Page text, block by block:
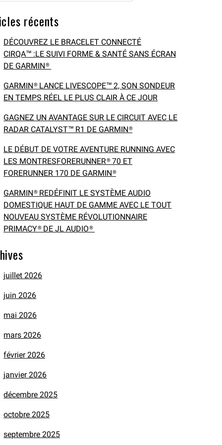
récents
DÉCOUVREZ LE BRACELET CONNECTÉ
CIRQA™ :LE SUIVI FORME & SANTÉ SANS ÉCRAN
DE GARMIN®
GARMIN® LANCE LIVESCOPE™ 2, SON SONDEUR
EN TEMPS RÉEL LE PLUS CLAIR À CE JOUR
GAGNEZ UN AVANTAGE SUR LE CIRCUIT AVEC LE
RADAR CATALYST™ R1 DE GARMIN®
LE DÉBUT DE VOTRE AVENTURE RUNNING AVEC
LES MONTRESFORERUNNER® 70 ET
FORERUNNER 170 DE GARMIN®
GARMIN® REDÉFINIT LE SYSTÈME AUDIO
DOMESTIQUE HAUT DE GAMME AVEC LE TOUT
NOUVEAU SYSTÈME RÉVOLUTIONNAIRE
PRIMACY® DE JL AUDIO®
juillet 2026
juin 2026
mai 2026
mars 2026
février 2026
janvier 2026
décembre 2025
octobre 2025
septembre 2025